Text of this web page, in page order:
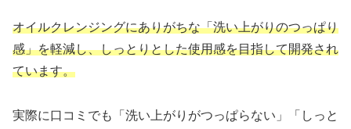
オイルクレンジングにありがちな「洗い上がりのつっぱり
感」を軽減し、しっとりとした使用感を目指して開発され
ています。
実際に口コミでも「洗い上がりがつっぱらない」「しっと